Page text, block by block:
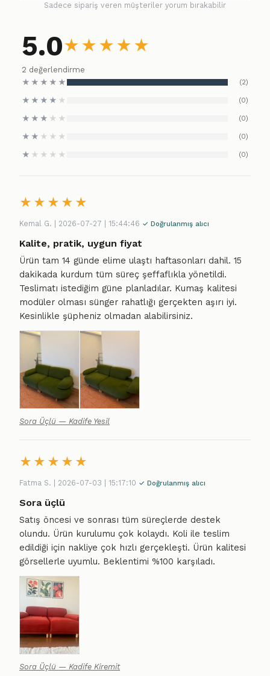
Sadece sipariş veren müşteriler yorum bırakabilir
5.0★ ★ ★ ★ ★
2 değerlendirme
★ ★ ★ ★ ★ (2)
★ ★ ★ ★ ★ (0)
★ ★ ★ ★ ★ (0)
★ ★ ★ ★ ★ (0)
★ ★ ★ ★ ★ (0)
★ ★ ★ ★ ★
Kemal G. | 2026-07-27 | 15:44:46 ✓ Doğrulanmış alıcı
Kalite, pratik, uygun fiyat
Ürün tam 14 günde elime ulaştı haftasonları dahil. 15
dakikada kurdum tüm süreç şeffaflıkla yönetildi.
Teslimatı istediğim güne planladılar. Kumaş kalitesi
modüler olması sünger rahatlığı gerçekten aşırı iyi.
Kesinlikle şüpheniz olmadan alabilirsiniz.
Sora Üçlü — Kadife Yesil
★ ★ ★ ★ ★
Fatma S. | 2026-07-03 | 15:17:10 ✓ Doğrulanmış alıcı
Sora üçlü
Satış öncesi ve sonrası tüm süreçlerde destek
olundu. Ürün kurulumu çok kolaydı. Koli ile teslim
edildiği için nakliye çok hızlı gerçekleşti. Ürün kalitesi
görsellerle uyumlu. Beklentimi %100 karşıladı.
Sora Üçlü — Kadife Kiremit